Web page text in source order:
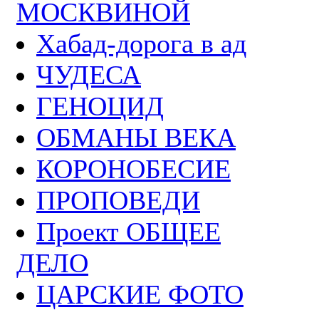
МОСКВИНОЙ
Хабад-дорога в ад
ЧУДЕСА
ГЕНОЦИД
ОБМАНЫ ВЕКА
КОРОНОБЕСИЕ
ПРОПОВЕДИ
Проект ОБЩЕЕ
ДЕЛО
ЦАРСКИЕ ФОТО